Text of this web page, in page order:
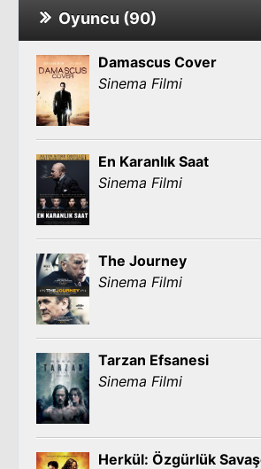
Oyuncu (90)
Damascus Cover
Sinema Filmi
En Karanlık Saat
Sinema Filmi
The Journey
Sinema Filmi
Tarzan Efsanesi
Sinema Filmi
Herkül: Özgürlük